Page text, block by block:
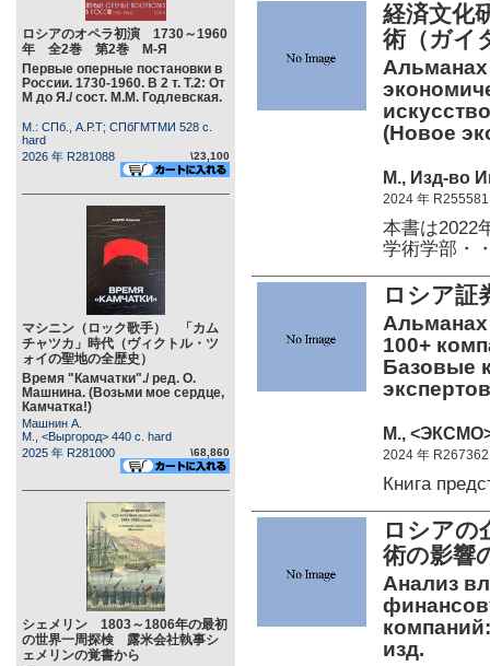
ロシアのオペラ初演 1730～1960
年 全2巻 第2巻 М-Я
Первые оперные постановки в
России. 1730-1960. В 2 т. Т.2: От
М до Я./ сост. М.М. Годлевская.
М.: СПб., А.Р.Т; СПбГМТМИ 528 c.
hard
2026 年 R281088
\23,100
マシニン（ロック歌手） 「カム
チャツカ」時代（ヴィクトル・ツ
ォイの聖地の全歴史）
Время "Камчатки"./ ред. О.
Машнина. (Возьми мое сердце,
Камчатка!)
Машнин А.
М., <Выргород> 440 c. hard
2025 年 R281000
\68,860
シェメリン 1803～1806年の最初
の世界一周探検 露米会社執事シ
ェメリンの覚書から
経済文化
術（ガイ
(Новое
М., Изд-во
2024 年 R255581
本書は2022
学術学部・
ロシア
100+
Базовые
М.,
2024 年 R267362
Книга
ロシアの
術の影響
Анализ
изд.